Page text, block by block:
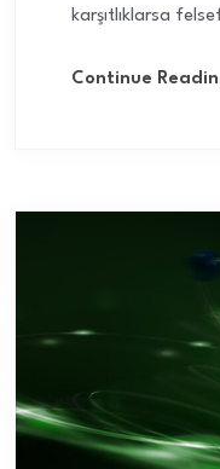
karşıtlıklarsa
Continue